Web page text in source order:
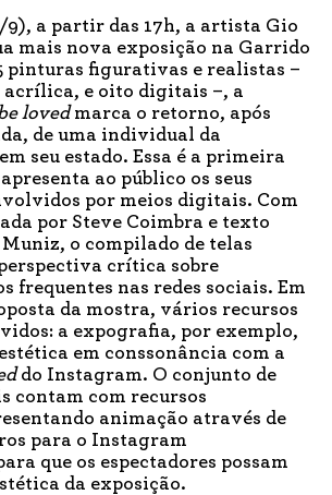
9), a partir das 17h, a artista Gio
mais nova exposição na Garrido
pinturas figurativas e realistas –
acrílica, e oito digitais –, a
lovedmarca o retorno, após
de uma individual da
seu estado. Essa é a primeira
ao público os seus
por meios digitais. Com
por Steve Coimbra e texto
o compilado de telas
crítica sobre
frequentes nas redes sociais. Em
da mostra, vários recursos
a expografia, por exemplo,
em conssonância com a
do Instagram. O conjunto de
contam com recursos
animação através de
para o Instagram
que os espectadores possam
da exposição.